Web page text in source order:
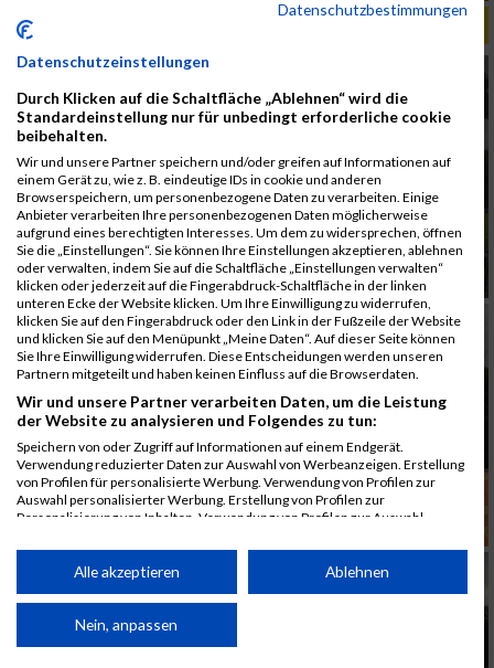
ALBUM B2RUN KÖLN / 05.09.2019
Datenschutzbestimmungen
Datenschutzeinstellungen
Durch Klicken auf die Schaltfläche „Ablehnen“ wird die
Standardeinstellung nur für unbedingt erforderliche cookie
beibehalten.
Wir und unsere Partner speichern und/oder greifen auf Informationen auf
einem Gerät zu, wie z. B. eindeutige IDs in cookie und anderen
Browserspeichern, um personenbezogene Daten zu verarbeiten. Einige
Anbieter verarbeiten Ihre personenbezogenen Daten möglicherweise
aufgrund eines berechtigten Interesses. Um dem zu widersprechen, öffnen
Sie die „Einstellungen“. Sie können Ihre Einstellungen akzeptieren, ablehnen
oder verwalten, indem Sie auf die Schaltfläche „Einstellungen verwalten“
klicken oder jederzeit auf die Fingerabdruck-Schaltfläche in der linken
unteren Ecke der Website klicken. Um Ihre Einwilligung zu widerrufen,
klicken Sie auf den Fingerabdruck oder den Link in der Fußzeile der Website
und klicken Sie auf den Menüpunkt „Meine Daten“. Auf dieser Seite können
Sie Ihre Einwilligung widerrufen. Diese Entscheidungen werden unseren
Partnern mitgeteilt und haben keinen Einfluss auf die Browserdaten.
Wir und unsere Partner verarbeiten Daten, um die Leistung
der Website zu analysieren und Folgendes zu tun:
Speichern von oder Zugriff auf Informationen auf einem Endgerät.
Verwendung reduzierter Daten zur Auswahl von Werbeanzeigen. Erstellung
von Profilen für personalisierte Werbung. Verwendung von Profilen zur
Auswahl personalisierter Werbung. Erstellung von Profilen zur
Personalisierung von Inhalten. Verwendung von Profilen zur Auswahl
Performance von Inhalten. Analyse von Zielgruppen durch Statistiken oder
Kombinationen von Daten aus verschiedenen Quellen. Entwicklung und
von Inhalten.
Daten können außerhalb der Europäischen Union weitergegeben und in die
Alle akzeptieren Ablehnen
Nein, anpassen